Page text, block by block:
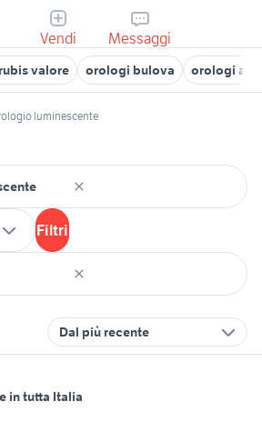
Vendi Messaggi
valore orologi bulova orologi
luminescente
Filtri
Dal più recente
in tutta Italia